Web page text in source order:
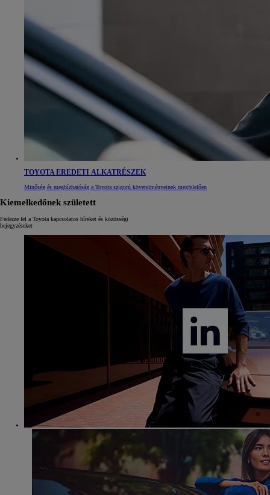
TOYOTA EREDETI ALKATRÉSZEK
Minőség és megbízhatóság a Toyota szigorú követelményeinek megfelelően
Kiemelkedőnek született
Fedezze fel a Toyota kapcsolatos híreket és közösségi
bejegyzéseket